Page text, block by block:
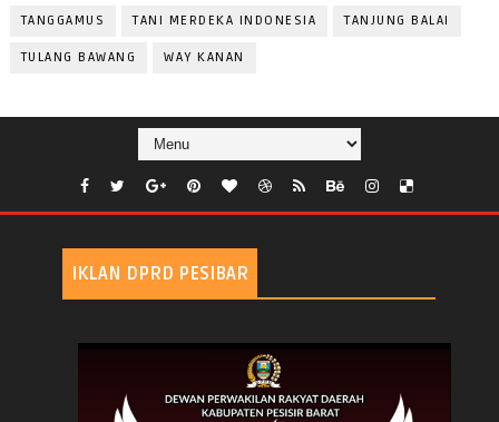
TANGGAMUS TANI MERDEKA INDONESIA TANJUNG BALAI
TULANG BAWANG WAY KANAN
IKLAN DPRD PESIBAR